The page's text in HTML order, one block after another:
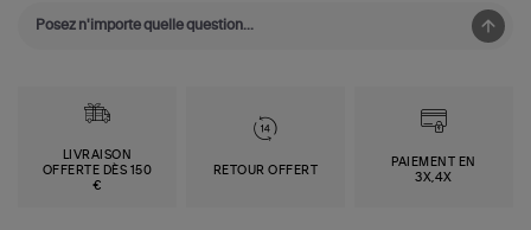
LIVRAISON
OFFERTE DÈS 150
€
RETOUR OFFERT
PAIEMENT EN
3X,4X